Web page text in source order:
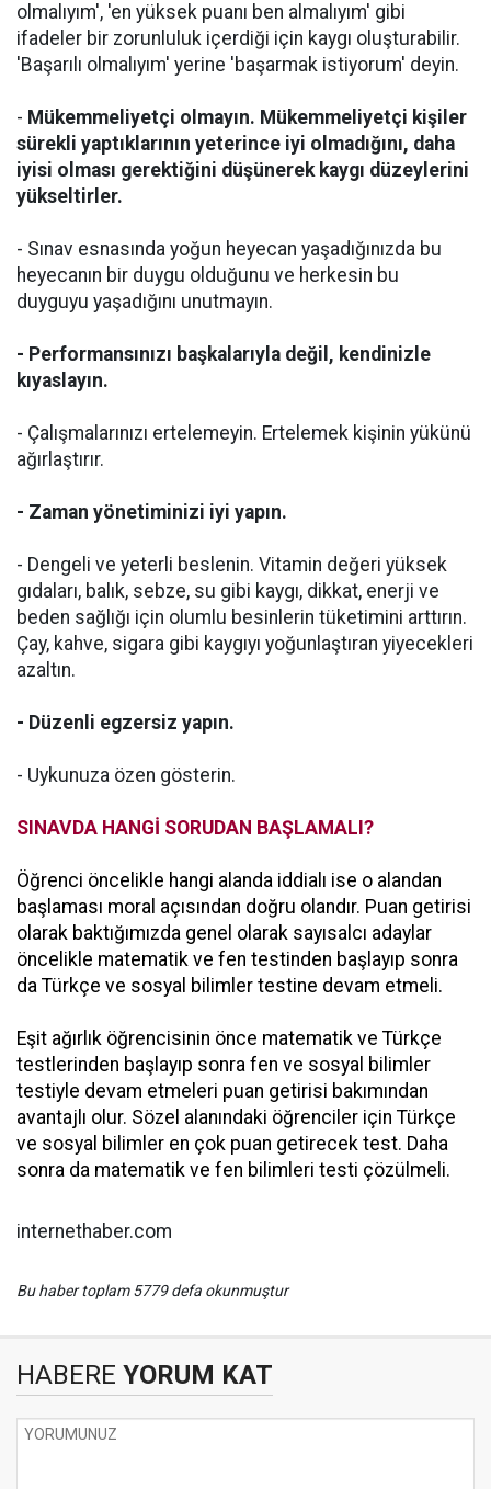
olmalıyım', 'en yüksek puanı ben almalıyım' gibi
ifadeler bir zorunluluk içerdiği için kaygı oluşturabilir.
'Başarılı olmalıyım' yerine 'başarmak istiyorum' deyin.
- Mükemmeliyetçi olmayın. Mükemmeliyetçi kişiler
sürekli yaptıklarının yeterince iyi olmadığını, daha
iyisi olması gerektiğini düşünerek kaygı düzeylerini
yükseltirler.
- Sınav esnasında yoğun heyecan yaşadığınızda bu
heyecanın bir duygu olduğunu ve herkesin bu
duyguyu yaşadığını unutmayın.
- Performansınızı başkalarıyla değil, kendinizle
kıyaslayın.
- Çalışmalarınızı ertelemeyin. Ertelemek kişinin yükünü
ağırlaştırır.
- Zaman yönetiminizi iyi yapın.
- Dengeli ve yeterli beslenin. Vitamin değeri yüksek
gıdaları, balık, sebze, su gibi kaygı, dikkat, enerji ve
beden sağlığı için olumlu besinlerin tüketimini arttırın.
Çay, kahve, sigara gibi kaygıyı yoğunlaştıran yiyecekleri
azaltın.
- Düzenli egzersiz yapın.
- Uykunuza özen gösterin.
SINAVDA HANGİ SORUDAN BAŞLAMALI?
Öğrenci öncelikle hangi alanda iddialı ise o alandan
başlaması moral açısından doğru olandır. Puan getirisi
olarak baktığımızda genel olarak sayısalcı adaylar
öncelikle matematik ve fen testinden başlayıp sonra
da Türkçe ve sosyal bilimler testine devam etmeli.
Eşit ağırlık öğrencisinin önce matematik ve Türkçe
testlerinden başlayıp sonra fen ve sosyal bilimler
testiyle devam etmeleri puan getirisi bakımından
avantajlı olur. Sözel alanındaki öğrenciler için Türkçe
ve sosyal bilimler en çok puan getirecek test. Daha
sonra da matematik ve fen bilimleri testi çözülmeli.
internethaber.com
Bu haber toplam 5779 defa okunmuştur
HABERE YORUM KAT